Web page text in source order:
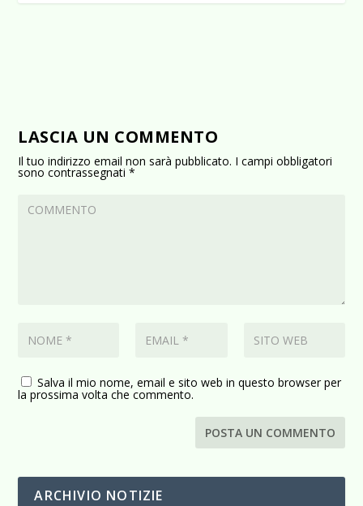
LASCIA UN COMMENTO
Il tuo indirizzo email non sarà pubblicato. I campi obbligatori
sono contrassegnati*
Salva il mio nome, email e sito web in questo browser per
la prossima volta che commento.
ARCHIVIO NOTIZIE